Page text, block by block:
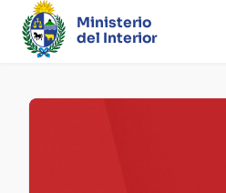
Ministerio
del Interior
Página